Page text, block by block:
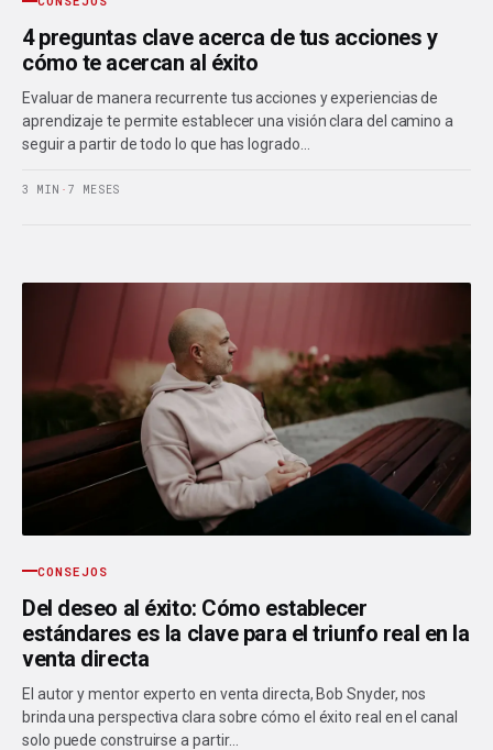
4 preguntas clave acerca de tus acciones y
cómo te acercan al éxito
Evaluar de manera recurrente tus acciones y experiencias de
aprendizaje te permite establecer una visión clara del camino a
seguir a partir de todo lo que has logrado…
3 MIN · 7 MESES
CONSEJOS
Del deseo al éxito: Cómo establecer
estándares es la clave para el triunfo real en la
venta directa
El autor y mentor experto en venta directa, Bob Snyder, nos
brinda una perspectiva clara sobre cómo el éxito real en el canal
solo puede construirse a partir…